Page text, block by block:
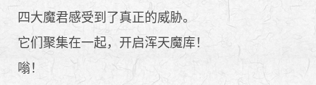
四大魔君感受到了真正的威胁。
它们聚集在一起，开启浑天魔库！
嗡！